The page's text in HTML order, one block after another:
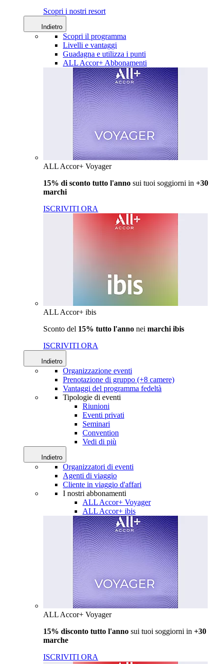
Scopri i nostri resort
Indietro
Scopri il programma
Livelli e vantaggi
Guadagna e utilizza i punti
ALL Accor+ Abbonamenti
ALL Accor+ Voyager
15% di sconto tutto l'anno sui tuoi soggiorni in +30
marchi
ISCRIVITI ORA
ALL Accor+ ibis
Sconto del 15% tutto l'anno nei marchi ibis
ISCRIVITI ORA
Indietro
Organizzazione eventi
Prenotazione di gruppo (+8 camere)
Vantaggi del programma fedeltà
Tipologie di eventi
Riunioni
Eventi privati
Seminari
Convention
Vedi di più
Indietro
Organizzatori di eventi
Agenti di viaggio
Cliente in viaggio d'affari
I nostri abbonamenti
ALL Accor+ Voyager
ALL Accor+ ibis
ALL Accor+ Voyager
15% disconto tutto l'anno sui tuoi soggiorni in +30
marche
ISCRIVITI ORA